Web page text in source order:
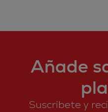
Añade
Suscríbete y